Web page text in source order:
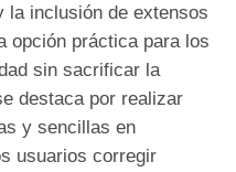
inclusión de extensos
opción práctica para los
sin sacrificar la
destaca por realizar
y sencillas en
usuarios corregir